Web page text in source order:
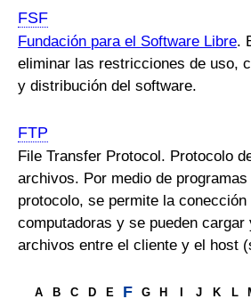
FSF
Fundación para el Software Libre.
eliminar las restricciones de uso,
y distribución del software.
FTP
File Transfer Protocol. Protocolo
archivos. Por medio de
protocolo, se permite la conección
computadoras y se pueden cargar
archivos entre el cliente y el host
A B C D E F G H J K L